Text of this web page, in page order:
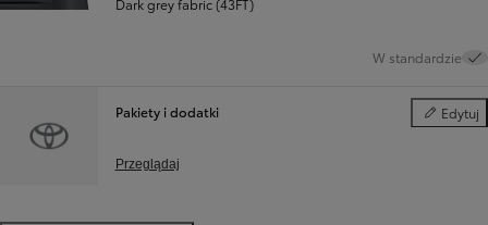
Dark grey fabric (43FT)
W standardzie
Pakiety i dodatki Edytuj
Pakiety i
Przeglądaj